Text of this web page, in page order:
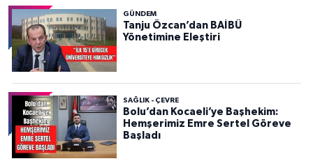
GÜNDEM
Tanju Özcan’dan BAİBÜ
Yönetimine Eleştiri
SAĞLIK - ÇEVRE
Bolu’dan Kocaeli’ye Başhekim:
Hemşerimiz Emre Sertel Göreve
Başladı